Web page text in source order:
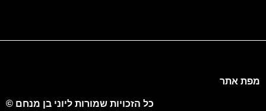
מפת אתר
כל הזכויות שמורות ליוני בן מנחם ©